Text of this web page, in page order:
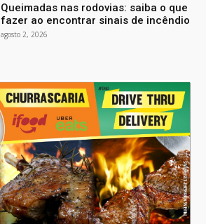
Queimadas nas rodovias: saiba o que
fazer ao encontrar sinais de incêndio
agosto 2, 2026